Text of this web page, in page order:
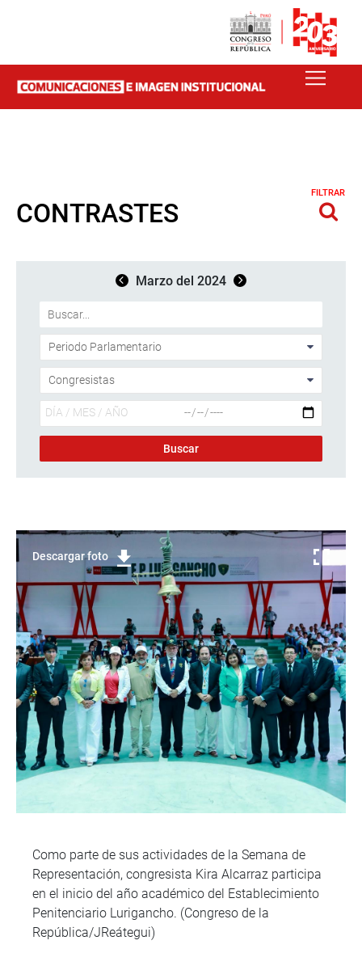
CONTRASTES
FILTRAR
Marzo del 2024
Descargar foto
Como parte de sus actividades de la Semana de
Representación, congresista Kira Alcarraz participa
en el inicio del año académico del Establecimiento
Penitenciario Lurigancho. (Congreso de la
República/JReátegui)